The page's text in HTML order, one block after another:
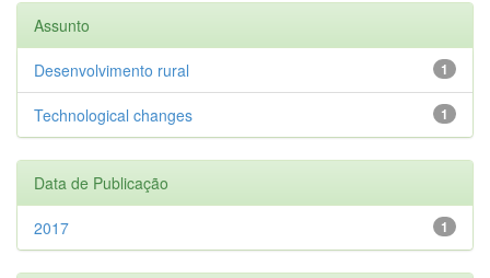
Assunto
1
Desenvolvimento rural
1
Technological changes
Data de Publicação
1
2017